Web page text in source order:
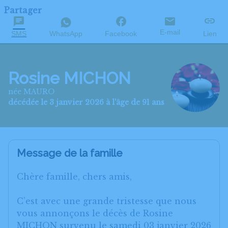
Partager
SMS WhatsApp Facebook E-mail Lien
Rosine MICHON
née MAURO
décédée le 3 janvier 2026 à l'âge de 91 ans
Message de la famille
Chère famille, chers amis,
C’est avec une grande tristesse que nous
vous annonçons le décès de Rosine
MICHON survenu le samedi 03 janvier 2026